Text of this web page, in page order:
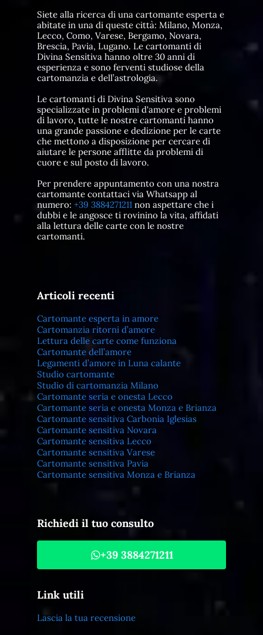
Siete alla ricerca di una cartomante esperta e
abitate in una di queste città: Milano, Monza,
Lecco, Como, Varese, Bergamo, Novara,
Brescia, Pavia, Lugano. Le cartomanti di
Divina Sensitiva hanno oltre 30 anni di
esperienza e sono ferventi studiose della
cartomanzia e dell’astrologia.
Le cartomanti di Divina Sensitiva sono
specializzate in problemi d'amore e problemi
di lavoro, tutte le nostre cartomanti hanno
una grande passione e dedizione per le carte
che mettono a disposizione per cercare di
aiutare le persone afflitte da problemi di
cuore e sul posto di lavoro.
Per prendere appuntamento con una nostra
cartomante contattaci via Whatsapp al
numero: +39 3884271211non aspettare che i
dubbi e le angosce ti rovinino la vita, affidati
alla lettura delle carte con le nostre
cartomanti.
Articoli recenti
Cartomante esperta in amore
Cartomanzia ritorni d’amore
Lettura delle carte come funziona
Cartomante dell’amore
Legamenti d’amore in Luna calante
Studio cartomante
Studio di cartomanzia Milano
Cartomante seria e onesta Lecco
Cartomante seria e onesta Monza e Brianza
Cartomante sensitiva Carbonia Iglesias
Cartomante sensitiva Novara
Cartomante sensitiva Lecco
Cartomante sensitiva Varese
Cartomante sensitiva Pavia
Cartomante sensitiva Monza e Brianza
Richiedi il tuo consulto
+39 3884271211
Link utili
Lascia la tua recensione